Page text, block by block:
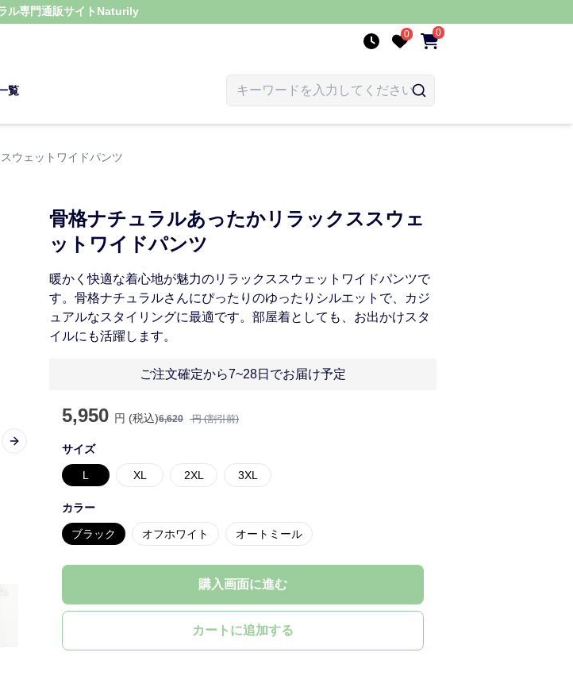
ル専門通販サイト Naturily
0 0
覧
ウェットワイドパンツ
Next slide
骨格ナチュラルあったかリラックススウェ
ットワイドパンツ
暖かく快適な着心地が魅力のリラックススウェットワイドパンツで
す。骨格ナチュラルさんにぴったりのゆったりシルエットで、カジ
ュアルなスタイリングに最適です。部屋着としても、お出かけスタ
イルにも活躍します。
ご注文確定から7~28日でお届け予定
5,950 円 (税込)6,620 円 (割引前)
サイズ
L XL 2XL 3XL
カラー
ブラック オフホワイト オートミール
購入画面に進む
カートに追加する